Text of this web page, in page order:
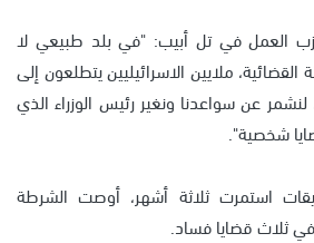
العمل في تل أبيب: "في بلد طبيعي لا
ملايين الاسرائيليين يتطلعون إلى
عن سواعدنا ونغير رئيس الوزراء الذي
شخصية".
استمرت ثلاثة أشهر، أوصت الشرطة
في ثلاث قضايا فساد.